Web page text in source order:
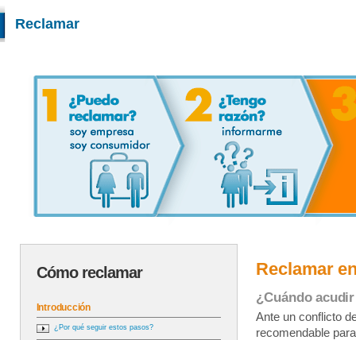
Reclamar
Cómo reclamar
Introducción
¿Por qué seguir estos pasos?
Reclamar
¿Cuándo
Ante un conflicto
recomendable